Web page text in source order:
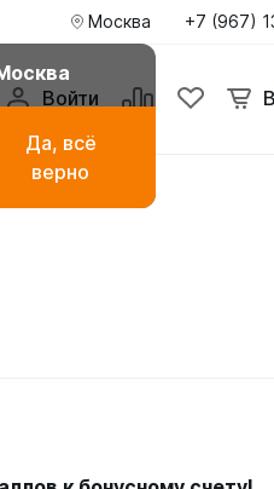
Москва
Да, всё
верно
+7 (967)
Войти
Буркини